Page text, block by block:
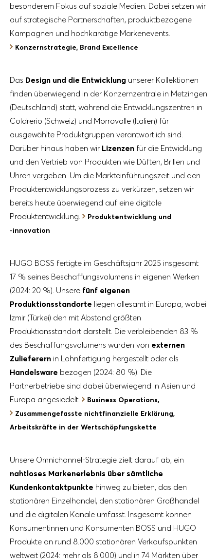
besonderem Fokus auf soziale Medien. Dabei setzen wir
auf strategische Partnerschaften, produktbezogene
Kampagnen und hochkarätige Markenevents.
Konzernstrategie, Brand Excellence
Das Design und die Entwicklung unserer Kollektionen
finden überwiegend in der Konzernzentrale in Metzingen
(Deutschland) statt, während die Entwicklungszentren in
Coldrerio (Schweiz) und Morrovalle (Italien) für
ausgewählte Produktgruppen verantwortlich sind.
Darüber hinaus haben wir Lizenzen für die Entwicklung
und den Vertrieb von Produkten wie Düften, Brillen und
Uhren vergeben. Um die Markteinführungszeit und den
Produktentwicklungsprozess zu verkürzen, setzen wir
bereits heute überwiegend auf eine digitale
Produktentwicklung.
Produktentwicklung und
-innovation
HUGO BOSS fertigte im Geschäftsjahr 2025 insgesamt
17 % seines Beschaffungsvolumens in eigenen Werken
(2024: 20 %). Unsere fünf eigenen
Produktionsstandorte liegen allesamt in Europa, wobei
Izmir (Türkei) den mit Abstand größten
Produktionsstandort darstellt. Die verbleibenden 83 %
des Beschaffungsvolumens wurden von externen
Zulieferern in Lohnfertigung hergestellt oder als
Handelsware bezogen (2024: 80 %). Die
Partnerbetriebe sind dabei überwiegend in Asien und
Europa angesiedelt.
Business Operations,
Zusammengefasste nichtfinanzielle Erklärung,
Arbeitskräfte in der Wertschöpfungskette
Unsere Omnichannel-Strategie zielt darauf ab, ein
nahtloses Markenerlebnis über sämtliche
Kundenkontaktpunkte hinweg zu bieten, das den
stationären Einzelhandel, den stationären Großhandel
und die digitalen Kanäle umfasst. Insgesamt können
Konsumentinnen und Konsumenten BOSS und HUGO
Produkte an rund 8.000 stationären Verkaufspunkten
weltweit (2024: mehr als 8.000) und in 74 Märkten über